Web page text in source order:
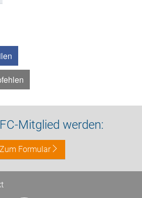
Mitglied werden:
Zum Formular